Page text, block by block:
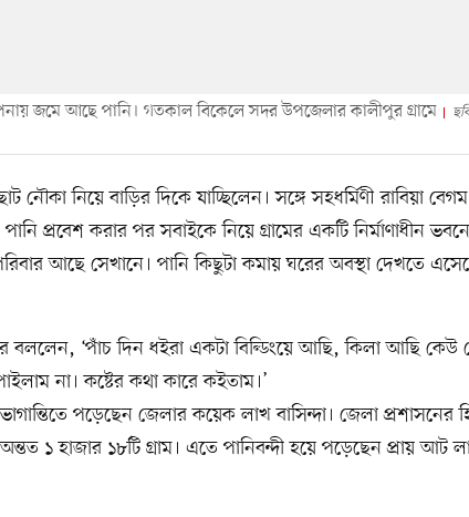
জমে আছে পানি। গতকাল বিকেলে সদর উপজেলার কালীপুর গ্রামে
নৌকা নিয়ে বাড়ির দিকে যাচ্ছিলেন। সঙ্গে সহধর্মিণী রাবিয়া
প্রবেশ করার পর সবাইকে নিয়ে গ্রামের একটি নির্মাণাধীন ভবনে
আছে সেখানে। পানি কিছুটা কমায় ঘরের অবস্থা দেখতে
বললেন, ‘পাঁচ দিন ধইরা একটা বিল্ডিংয়ে আছি, কিলা আছি
না। কষ্টের কথা কারে কইতাম।’
পড়েছেন জেলার কয়েক লাখ বাসিন্দা। জেলা প্রশাসনের
১ হাজার ১৮টি গ্রাম। এতে পানিবন্দী হয়ে পড়েছেন প্রায় আট